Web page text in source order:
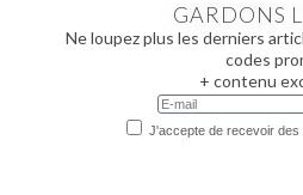
GARDONS
Ne loupez plus les derniers
codes
+ contenu
J'accepte de recevoir des